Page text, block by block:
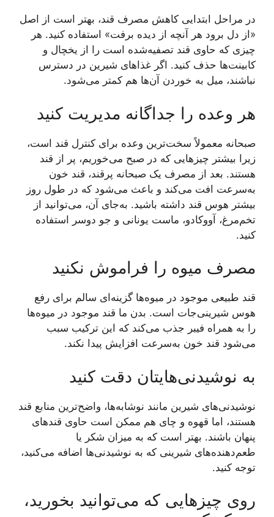
در مراحل ابتدایی کاهش مصرف قند، بهتر است از اصل
«از دل برود هر آنچه از دیده برفت» استفاده کنید. هر
چیزی که حاوی قند تصفیه‌شده است را از یخچال و
کابینت‌ها حذف کنید. اگر غذا‌های شیرین در دسترس
نباشند، میل به خوردن آن‌ها هم کمتر می‌شود.
هر وعده را جداگانه مدیریت کنید
صبحانه معمولاً سخت‌ترین وعده برای کنترل قند است،
زیرا بیشتر چیز‌هایی که در صبح می‌خوریم، پر از قند
هستند. بعد از مصرف یک صبحانه پرقند، قند خون
به‌سرعت افت می‌کند و باعث می‌شود که در طول روز
بیشتر هوس قند داشته باشید. به‌جای آن، می‌توانید از
تخم‌مرغ، آووکادو، ماست یونانی و جو دوسر استفاده
کنید.
مصرف میوه را فراموش نکنید
قند طبیعی موجود در میوه‌ها گزینه‌ای سالم برای رفع
هوس شیرینی‌جات است. بدن ما قند موجود در میوه‌ها
را به همراه فیبر جذب می‌کند که این ترکیب سبب
می‌شود قند خون به‌سرعت افزایش پیدا نکند.
به نوشیدنی‌هایتان دقت کنید
نوشیدنی‌های شیرین مانند نوشابه‌ها، واضح‌ترین منابع قند
هستند، اما قهوه و چای هم ممکن است حاوی قند‌های
پنهان باشند. بهتر است که به میزان شکر یا
طعم‌دهنده‌های شیرینی که به نوشیدنی‌ها اضافه می‌کنید،
توجه کنید.
روی چیز‌هایی که می‌توانید بخورید،